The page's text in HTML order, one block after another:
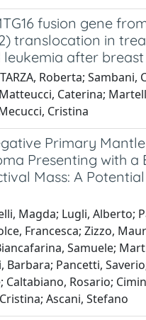
fusion gene
translocation in
leukemia after
Roberta; Sambani,
Caterina;
Cristina
Primary
Presenting with a
Mass: A
Magda; Lugli, Alberto;
Francesca; Zizzo,
Samuele;
Barbara; Pancetti,
Caltabiano, Rosario;
Ascani, Stefano